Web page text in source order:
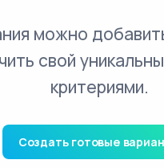
можно
свой
критериями.
Создать готовые